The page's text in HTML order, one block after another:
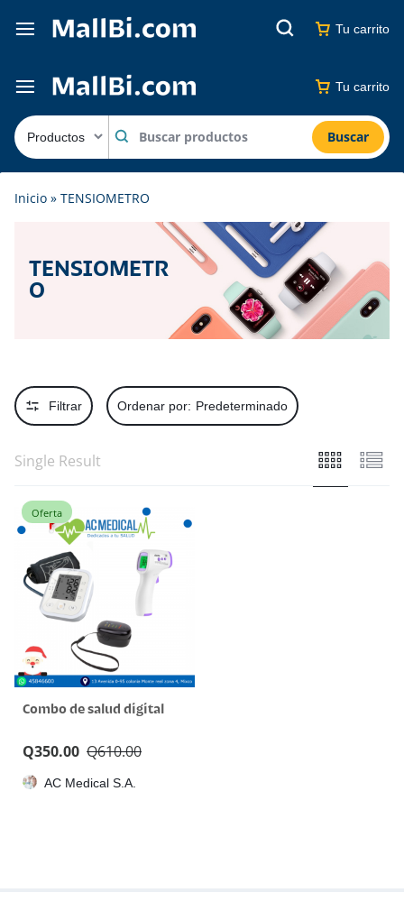
Tu carrito
Buscar
Tu carrito
Inicio » TENSIOMETRO
TENSIOMETR
O
Filtrar Ordenar por: Predeterminado
Single Result
Oferta
Combo de salud digital
Q610.00
Q350.00
AC Medical S.A.